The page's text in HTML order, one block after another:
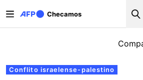
Checamos
Abas primárias
Conflito israelense-palestino